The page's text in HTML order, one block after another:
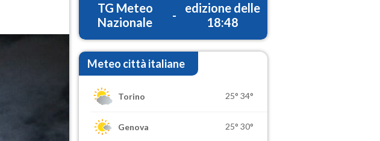
TG Meteo
Nazionale
-
edizione delle
18:48
Meteo città italiane
Torino 25° 34°
Genova 25° 30°